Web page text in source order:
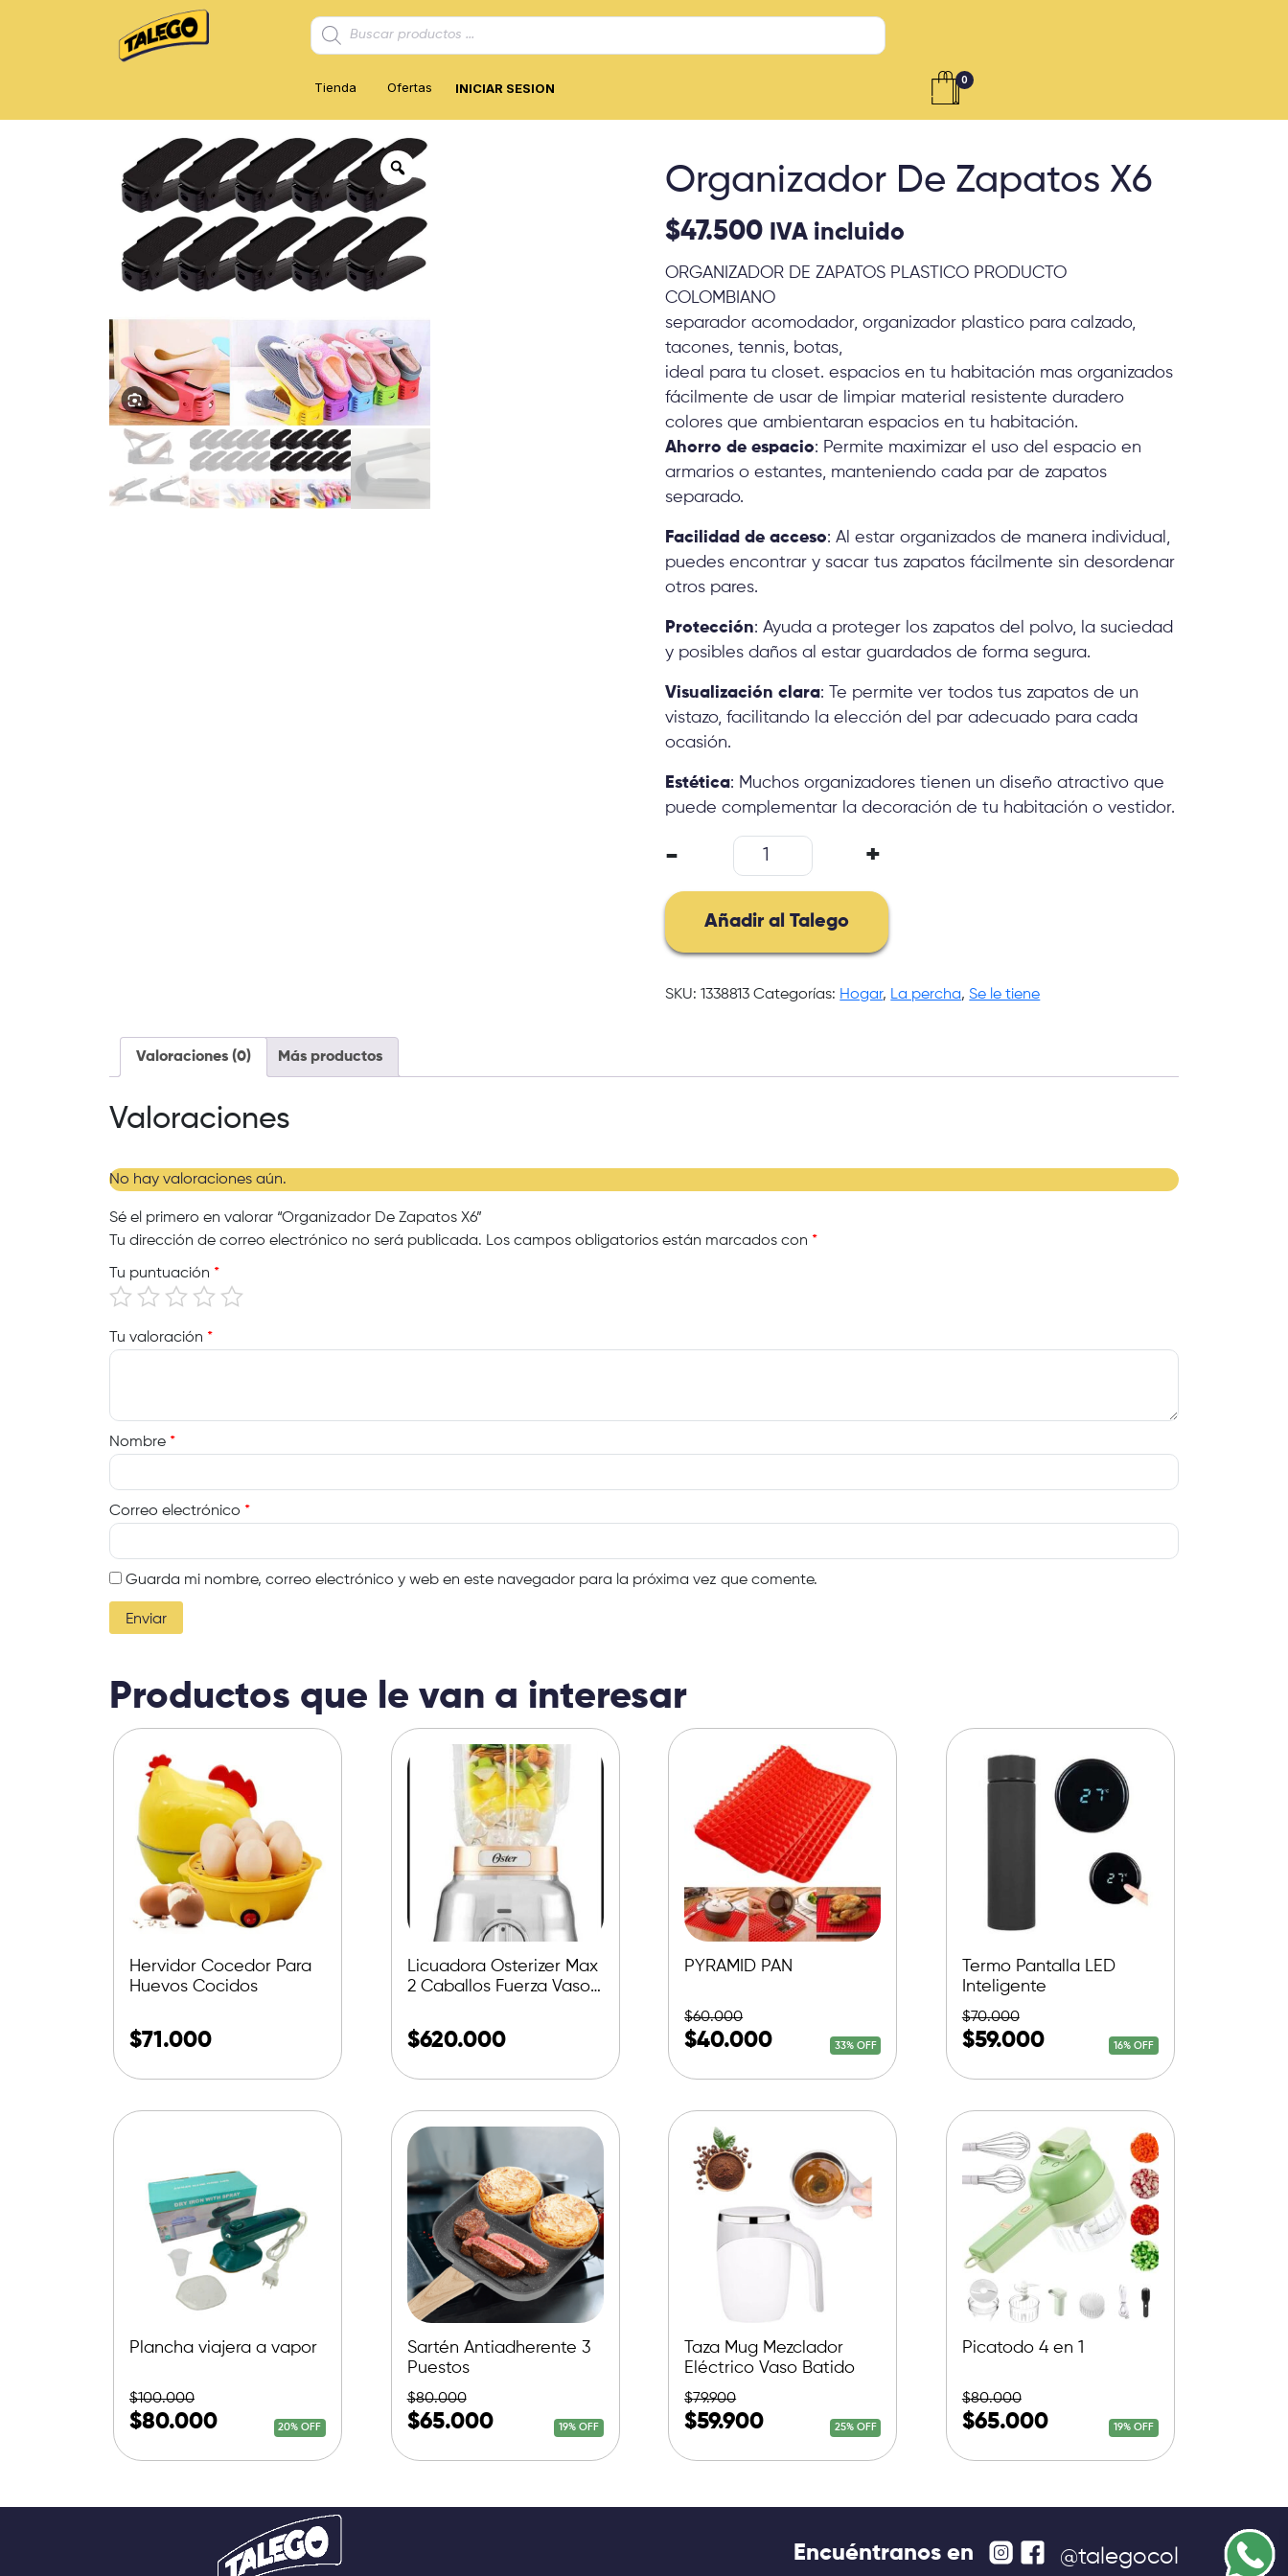
Búsqueda
de
productos
Tienda Ofertas INICIAR SESION
0
Organizador De Zapatos X6
$47.500 IVA incluido
ORGANIZADOR DE ZAPATOS PLASTICO PRODUCTO
COLOMBIANO
separador acomodador, organizador plastico para calzado,
tacones, tennis, botas,
ideal para tu closet. espacios en tu habitación mas organizados
fácilmente de usar de limpiar material resistente duradero
colores que ambientaran espacios en tu habitación.
Ahorro de espacio: Permite maximizar el uso del espacio en
armarios o estantes, manteniendo cada par de zapatos
separado.
Facilidad de acceso: Al estar organizados de manera individual,
puedes encontrar y sacar tus zapatos fácilmente sin desordenar
otros pares.
Protección: Ayuda a proteger los zapatos del polvo, la suciedad
y posibles daños al estar guardados de forma segura.
Visualización clara: Te permite ver todos tus zapatos de un
vistazo, facilitando la elección del par adecuado para cada
ocasión.
Estética: Muchos organizadores tienen un diseño atractivo que
puede complementar la decoración de tu habitación o vestidor.
-
Organizador
Zapatos
X6
+
Añadir al Talego
SKU:1338813 Categorías: Hogar, La percha,Se le tiene
Valoraciones (0) Más productos
Valoraciones
No hay valoraciones aún.
Sé el primero en valorar “Organizador De Zapatos X6”
Tu dirección de correo electrónico no será publicada. Los campos obligatorios están marcados con *
Tu puntuación *
Tu valoración *
Nombre *
Correo electrónico *
Guarda mi nombre, correo electrónico y web en este navegador para la próxima vez que comente.
Productos que le van a interesar
Hervidor Cocedor Para
Huevos Cocidos
$71.000
Licuadora Osterizer Max
2 Caballos Fuerza Vaso
$620.000
PYRAMID PAN
$60.000
$40.000 33% OFF
Termo Pantalla LED
Inteligente
$70.000
$59.000 16% OFF
Plancha viajera a vapor
$100.000
$80.000 20% OFF
Sartén Antiadherente 3
Puestos
$80.000
$65.000 19% OFF
Taza Mug Mezclador
Eléctrico Vaso Batido
$79.900
$59.900 25% OFF
Picatodo 4 en 1
$80.000
$65.000 19% OFF
Encuéntranos en @talegocol